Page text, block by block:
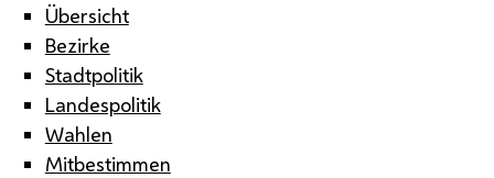
Übersicht
Bezirke
Stadtpolitik
Landespolitik
Wahlen
Mitbestimmen